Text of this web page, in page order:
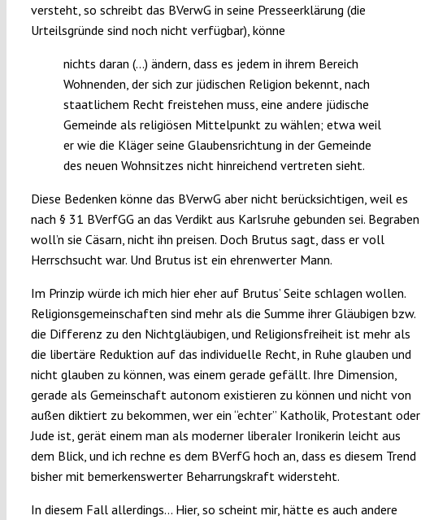
versteht, so schreibt das BVerwG in seine Presseerklärung (die
Urteilsgründe sind noch nicht verfügbar), könne
nichts daran (…) ändern, dass es jedem in ihrem Bereich
Wohnenden, der sich zur jüdischen Religion bekennt, nach
staatlichem Recht freistehen muss, eine andere jüdische
Gemeinde als religiösen Mittelpunkt zu wählen; etwa weil
er wie die Kläger seine Glaubensrichtung in der Gemeinde
des neuen Wohnsitzes nicht hinreichend vertreten sieht.
Diese Bedenken könne das BVerwG aber nicht berücksichtigen, weil es
nach § 31 BVerfGG an das Verdikt aus Karlsruhe gebunden sei. Begraben
woll’n sie Cäsarn, nicht ihn preisen. Doch Brutus sagt, dass er voll
Herrschsucht war. Und Brutus ist ein ehrenwerter Mann.
Im Prinzip würde ich mich hier eher auf Brutus’ Seite schlagen wollen.
Religionsgemeinschaften sind mehr als die Summe ihrer Gläubigen bzw.
die Differenz zu den Nichtgläubigen, und Religionsfreiheit ist mehr als
die libertäre Reduktion auf das individuelle Recht, in Ruhe glauben und
nicht glauben zu können, was einem gerade gefällt. Ihre Dimension,
gerade als Gemeinschaft autonom existieren zu können und nicht von
außen diktiert zu bekommen, wer ein “echter” Katholik, Protestant oder
Jude ist, gerät einem man als moderner liberaler Ironikerin leicht aus
dem Blick, und ich rechne es dem BVerfG hoch an, dass es diesem Trend
bisher mit bemerkenswerter Beharrungskraft widersteht.
In diesem Fall allerdings… Hier, so scheint mir, hätte es auch andere